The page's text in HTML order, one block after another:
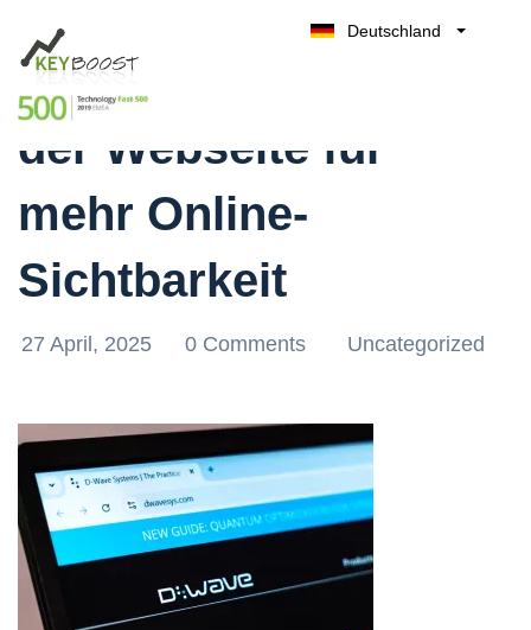
Deutschland
Effektive Optimierung
der Webseite für
mehr Online-
Sichtbarkeit
27 April, 2025 0 Comments Uncategorized